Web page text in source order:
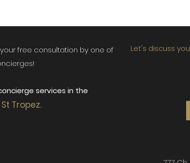
free consultation by one of
services in the
Tropez.
Let's discuss